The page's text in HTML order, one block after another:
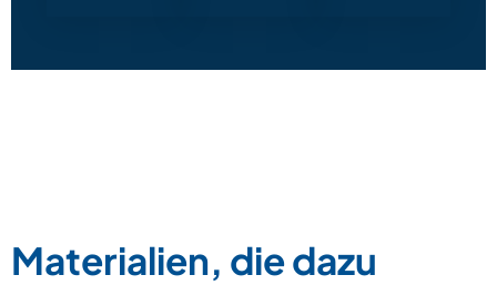
Materialien, die dazu